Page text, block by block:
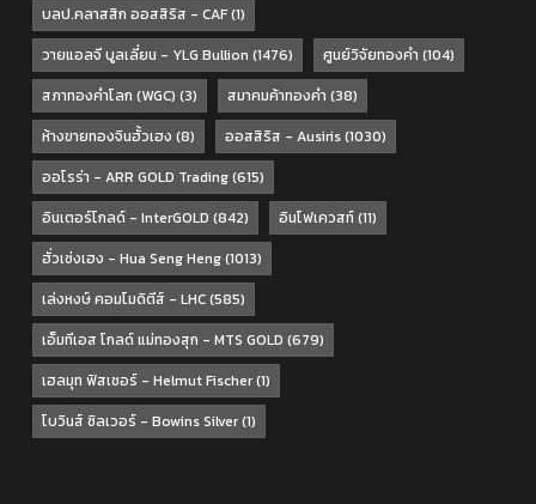
บลป.คลาสสิก ออสสิริส - CAF(1)
วายแอลจี บูลเลี่ยน - YLG Bullion (1476) ศูนย์วิจัยทองคำ (104)
สภาทองคำโลก (WGC) (3) สมาคมค้าทองคำ (38)
ห้างขายทองจินฮั้วเฮง (8) ออสสิริส - Ausiris(1030)
ออโรร่า - ARR GOLD Trading(615)
อินเตอร์โกลด์ - InterGOLD (842) อินโฟเควสท์(11)
ฮั่วเซ่งเฮง - Hua Seng Heng(1013)
เล่งหงษ์ คอมโมดิตีส์ - LHC(585)
เอ็มทีเอส โกลด์ แม่ทองสุก - MTS GOLD (679)
เฮลมุท ฟิสเชอร์ - Helmut Fischer(1)
โบวินส์ ซิลเวอร์ - Bowins Silver(1)